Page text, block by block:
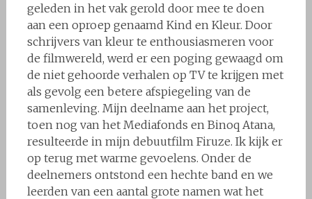
geleden in het vak gerold door mee te doen
aan een oproep genaamd Kind en Kleur. Door
schrijvers van kleur te enthousiasmeren voor
de filmwereld, werd er een poging gewaagd om
de niet gehoorde verhalen op TV te krijgen met
als gevolg een betere afspiegeling van de
samenleving. Mijn deelname aan het project,
toen nog van het Mediafonds en Binoq Atana,
resulteerde in mijn debuutfilm Firuze. Ik kijk er
op terug met warme gevoelens. Onder de
deelnemers ontstond een hechte band en we
leerden van een aantal grote namen wat het